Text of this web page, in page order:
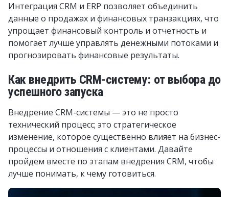
Интеграция CRM и ERP позволяет объединить
данные о продажах и финансовых транзакциях, что
упрощает финансовый контроль и отчетность и
помогает лучше управлять денежными потоками и
прогнозировать финансовые результаты.
Как внедрить CRM-систему: от выбора до
успешного запуска
Внедрение CRM-системы — это не просто
технический процесс; это стратегическое
изменение, которое существенно влияет на бизнес-
процессы и отношения с клиентами. Давайте
пройдем вместе по этапам внедрения CRM, чтобы
лучше понимать, к чему готовиться.